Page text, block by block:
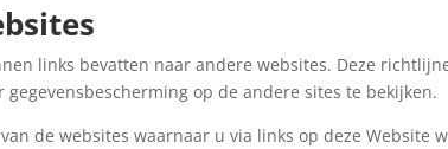
links bevatten naar andere websites. Deze
op de andere sites te bekijken.
de websites waarnaar u via links op deze Website